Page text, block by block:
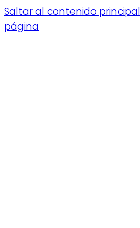
Saltar al contenido principal
página